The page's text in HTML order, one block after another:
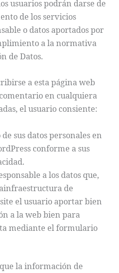
usuarios podrán darse de
de los servicios
o datos aportados por
a la normativa
de Datos.
a esta página web
en cualquiera
el usuario consiente:
sus datos personales en
conforme a sus
a los datos que,
de
el usuario aportar bien
a la web bien para
mediante el formulario
la información de